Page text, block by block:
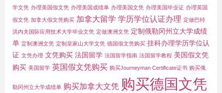
学文凭 办理美国假文凭 办理美国成绩单 办理美国文凭 办理美国毕业证 办理英国
假文凭 加拿大假文凭购买 加拿大留学 学历学位认证办理 定做巴特
洪内夫国际应用技术大学毕业文凭 定做澳洲文凭 定制俄勒冈州立大学成绩
单 定制澳洲文凭 定制皇家山大学文凭 德国假文凭购买 挂科办理学历学位认
证 文凭办理 文凭购买 法国留学 法国留学指南 法国留学教程 美国假文凭
购买 美国留学 英国假文凭购买 购买Journeyman Certificate证书 购买俄
勒冈州立大学成绩单 购买加拿大文凭 购买德国文凭